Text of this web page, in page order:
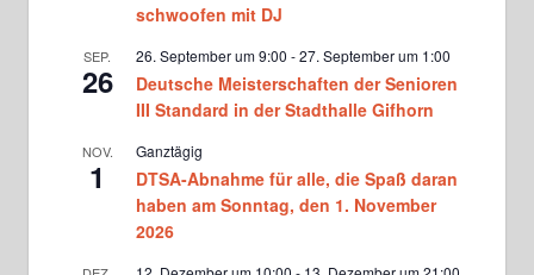
Victoria Ghadiri und Vlad
Mittwoch, 17.15 - 18.45
Turniertraining Standard 1 bei
Michael Wenger sowie Vicky
Mittwoch, 19.00 - 20.30
Turniertraining Standard 2 bei
Michael Wenger sowie Vicky
Ghadiri und Vlad Milinovici
schwoofen mit DJ
SEP.
26
26. September um 9:00 -27. September um 1:00
Deutsche Meisterschaften der Senioren
III Standard in der Stadthalle Gifhorn
NOV.
1
Ganztägig
DTSA-Abnahme für alle, die Spaß daran
haben am Sonntag, den 1. November
2026